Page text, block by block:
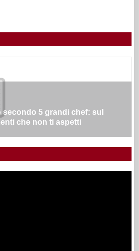
secondo 5 grandi chef: sul
che non ti aspetti